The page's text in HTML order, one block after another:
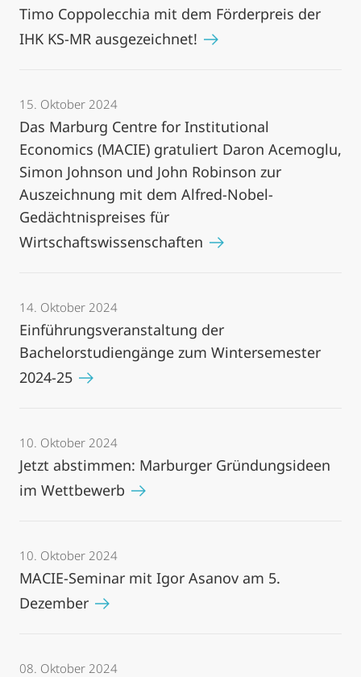
Timo Coppolecchia mit dem Förderpreis der
IHK KS-MR ausgezeichnet!
15. Oktober 2024
Das Marburg Centre for Institutional
Economics (MACIE) gratuliert Daron Acemoglu,
Simon Johnson und John Robinson zur
Auszeichnung mit dem Alfred-Nobel-
Gedächtnispreises für
Wirtschaftswissenschaften
14. Oktober 2024
Einführungsveranstaltung der
Bachelorstudiengänge zum Wintersemester
2024-25
10. Oktober 2024
Jetzt abstimmen: Marburger Gründungsideen
im Wettbewerb
10. Oktober 2024
MACIE-Seminar mit Igor Asanov am 5.
Dezember
08. Oktober 2024